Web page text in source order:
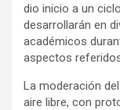
dio inicio a un
desarrollarán en
académicos
aspectos
La moderación
aire libre, con